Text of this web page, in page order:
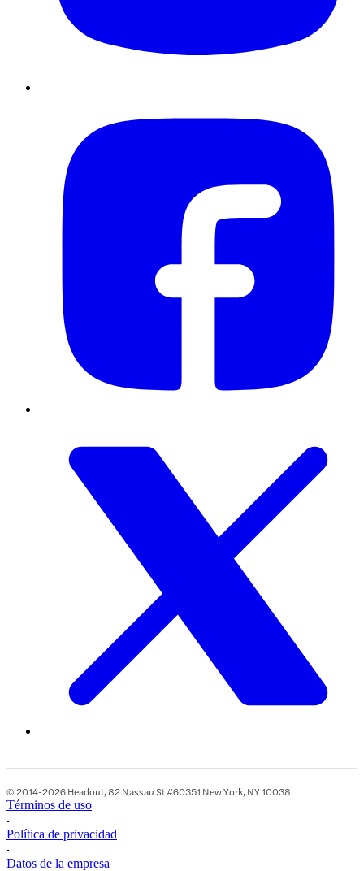
© 2014-2026 Headout, 82 Nassau St #60351 New York, NY 10038
Términos de uso
•
Política de privacidad
•
Datos de la empresa